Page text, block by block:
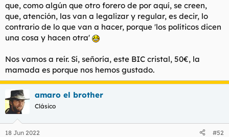
que, como algún que otro forero de por aquí, se creen,
que, atención, las van a legalizar y regular, es decir, lo
contrario de lo que van a hacer, porque 'los políticos dicen
una cosa y hacen otra'
Nos vamos a reír. Sí, señoría, este BIC cristal, 50€, la
mamada es porque nos hemos gustado.
amaro el brother
Clásico
18 Jun 2022 #52